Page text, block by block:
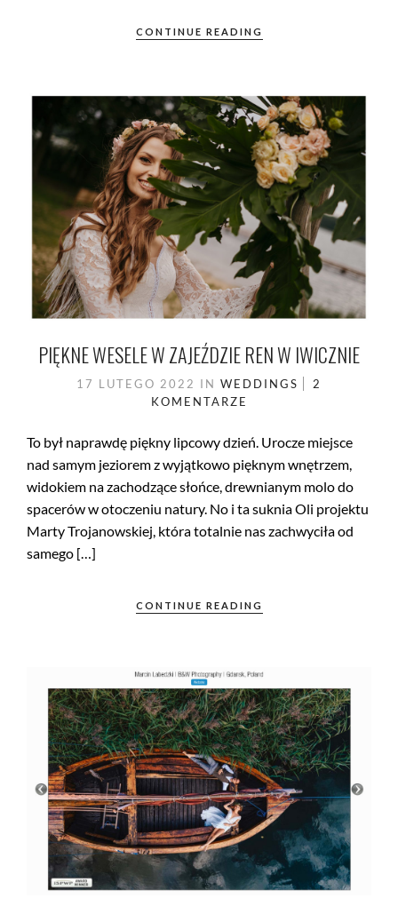
CONTINUE READING
PIĘKNE WESELE W ZAJEŹDZIE REN W IWICZNIE
17 LUTEGO 2022 IN WEDDINGS
2
KOMENTARZE
To był naprawdę piękny lipcowy dzień. Urocze miejsce
nad samym jeziorem z wyjątkowo pięknym wnętrzem,
widokiem na zachodzące słońce, drewnianym molo do
spacerów w otoczeniu natury. No i ta suknia Oli projektu
Marty Trojanowskiej, która totalnie nas zachwyciła od
samego […]
CONTINUE READING